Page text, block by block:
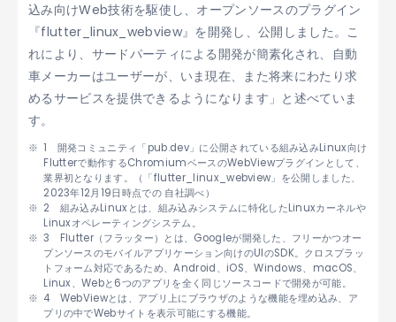
込み向けWeb技術を駆使し、オープンソースのプラグイン
『flutter_linux_webview』を開発し、公開しました。こ
れにより、サードパーティによる開発が簡素化され、自動
車メーカーはユーザーが、いま現在、また将来にわたり求
めるサービスを提供できるようになります」と述べていま
す。
1 開発コミュニティ「pub.dev」に公開されている組み込みLinux向け
Flutterで動作するChromiumベースのWebViewプラグインとして、
業界初となります。（「flutter_linux_webview」を公開しました、
2023年12月19日時点での 自社調べ）
2 組み込みLinuxとは、組み込みシステムに特化したLinuxカーネルや
Linuxオペレーティングシステム。
3 Flutter（フラッター）とは、Googleが開発した、フリーかつオー
プンソースのモバイルアプリケーション向けのUIのSDK。クロスプラッ
トフォーム対応であるため、Android、iOS、Windows、macOS、
Linux、Webと6つのアプリを全く同じソースコードで開発が可能。
4 WebViewとは、アプリ上にブラウザのような機能を埋め込み、ア
プリの中でWebサイトを表示可能にする機能。